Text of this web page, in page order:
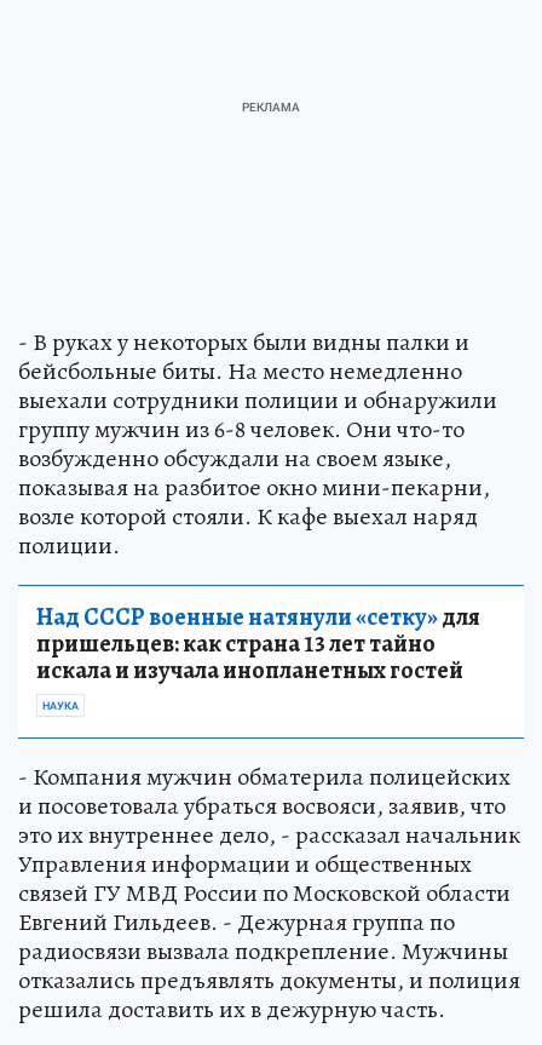
- В руках у некоторых были видны палки и
бейсбольные биты. На место немедленно
выехали сотрудники полиции и обнаружили
группу мужчин из 6-8 человек. Они что-то
возбужденно обсуждали на своем языке,
показывая на разбитое окно мини-пекарни,
возле которой стояли. К кафе выехал наряд
полиции.
Над СССР военные натянули «сетку»для
пришельцев: как страна 13 лет тайно
искала и изучала инопланетных гостей
НАУКА
- Компания мужчин обматерила полицейских
и посоветовала убраться восвояси, заявив, что
это их внутреннее дело, - рассказал начальник
Управления информации и общественных
связей ГУ МВД России по Московской области
Евгений Гильдеев. - Дежурная группа по
радиосвязи вызвала подкрепление. Мужчины
отказались предъявлять документы, и полиция
решила доставить их в дежурную часть.